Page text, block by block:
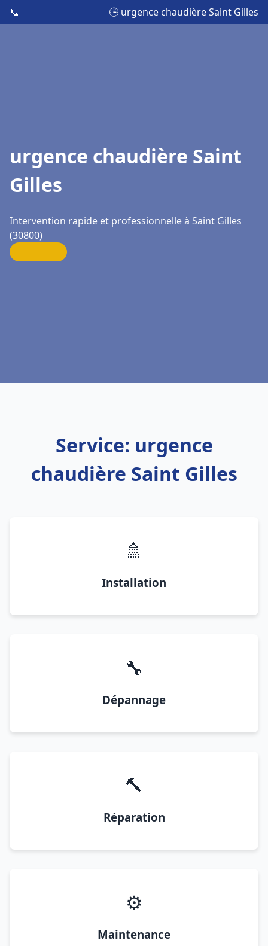
📞 🕒 urgence chaudière Saint Gilles
urgence chaudière Saint
Gilles
Intervention rapide et professionnelle à Saint Gilles
(30800)
Service: urgence
chaudière Saint Gilles
🚿
Installation
🔧
Dépannage
🔨
Réparation
⚙️
Maintenance